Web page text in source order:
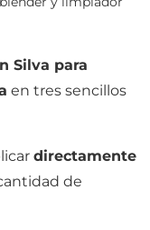
Silva para
en tres sencillos
directamente
de